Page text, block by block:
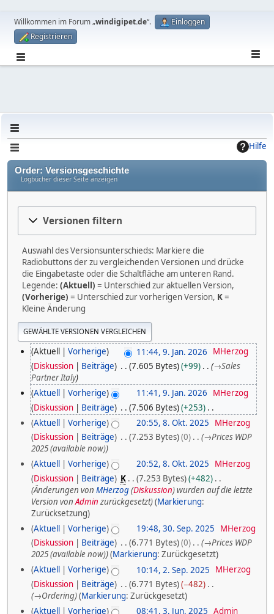
Willkommen im Forum „windigipet.de“.
Einloggen
Registrieren
Hilfe
Order: Versionsgeschichte
Logbücher dieser Seite anzeigen
Versionen filtern
Auswahl des Versionsunterschieds: Markiere die
Radiobuttons der zu vergleichenden Versionen und drücke
die Eingabetaste oder die Schaltfläche am unteren Rand.
Legende: (Aktuell) = Unterschied zur aktuellen Version,
(Vorherige) = Unterschied zur vorherigen Version, K=
Kleine Änderung
9
n
Aktuell Vorherige 11:44, 9. Jan. 2026
MHerzog
Diskussion
Beiträge 7.605 Bytes +99 →Sales
Partner Italy
Aktuell
Vorherige 11:41, 9. Jan. 2026
MHerzog
Diskussion
Beiträge 7.506 Bytes
+253
K
e
i
n
e
B
e
a
r
e
i
t
u
n
g
s
8
b
2
Aktuell Vorherige 20:55, 8. Okt. 2025
MHerzog
Diskussion
Beiträge 7.253 Bytes 0 →Prices WDP
2025 (available now)
Aktuell
Vorherige 20:52, 8. Okt. 2025
MHerzog
Diskussion
Beiträge K 7.253 Bytes
+482
Änderungen vonMHerzog(Diskussion) wurden auf die letzte
Version vonAdmin zurückgesetzt Markierung:
Zurücksetzung
3
Aktuell Vorherige 19:48, 30. Sep. 2025
MHerzog
Diskussion
Beiträge 6.771 Bytes 0 →Prices WDP
2025 (available now)
Markierung:Zurückgesetzt
2
Aktuell Vorherige 10:14, 2. Sep. 2025
MHerzog
Diskussion
Beiträge 6.771 Bytes
−482
→Ordering Markierung:Zurückgesetzt
3
Aktuell Vorherige 08:41, 3. Jun. 2025 Admin